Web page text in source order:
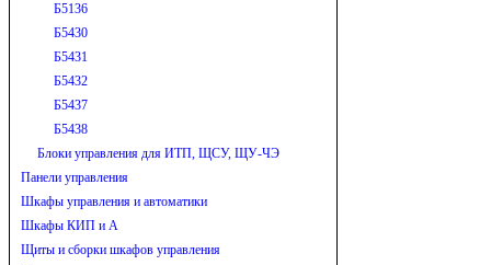
Б5136
Б5430
Б5431
Б5432
Б5437
Б5438
Блоки управления для ИТП, ЩСУ, ЩУ-ЧЭ
Панели управления
Шкафы управления и автоматики
Шкафы КИП и А
Щиты и сборки шкафов управления